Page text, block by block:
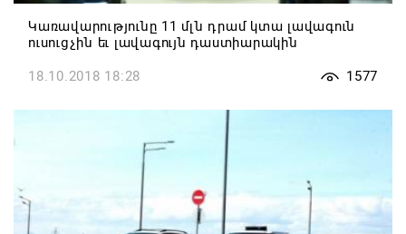
Կառավարությունը 11 մլն դրամ կտա լավագուն
ուսուցչին եւ լավագույն դաստիարակին
18.10.2018 18:28 1577